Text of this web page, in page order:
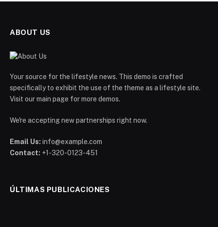
ABOUT US
Your source for the lifestyle news. This demo is crafted
specifically to exhibit the use of the theme as a lifestyle site.
Visit our main page for more demos.
We're accepting new partnerships right now.
Email Us: info@example.com
Contact: +1-320-0123-451
ÚLTIMAS PUBLICACIONES